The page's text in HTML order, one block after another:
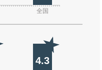
全国
4.3